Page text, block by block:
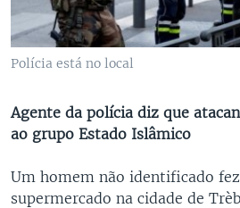
Polícia está no local
Agente da polícia diz que
ao grupo Estado Islâmico
Um homem não identificado
supermercado na cidade de